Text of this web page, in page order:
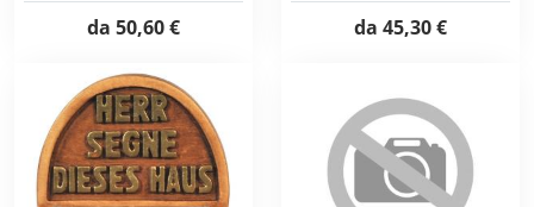
da 50,60 €
da 45,30 €